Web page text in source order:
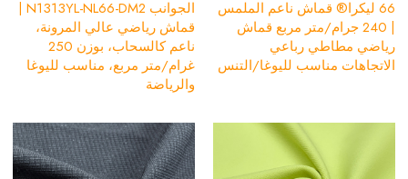
66 ليكرا® قماش ناعم الملمس
| 240 جرام/متر مربع قماش
رياضي مطاطي رباعي
الاتجاهات مناسب لليوغا/التنس
الجوانب N1313YL-NL66-DM2 |
قماش رياضي عالي المرونة،
ناعم كالسحاب، بوزن 250
غرام/متر مربع، مناسب لليوغا
والرياضة